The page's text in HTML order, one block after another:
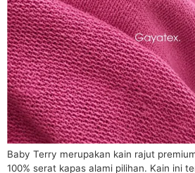
Baby Terry merupakan kain rajut
100% serat kapas alami pilihan. Kain ini